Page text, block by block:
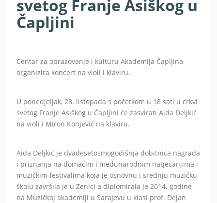
svetog Franje Asiškog u
Čapljini
Centar za obrazovanje i kulturu Akademija Čapljina
organizira koncert na violi i klaviru.
U ponedjeljak, 28. listopada s početkom u 18 sati u crkvi
svetog Franje Asiškog u Čapljini će zasvirati Aida Deljkić
na violi i Miron Konjević na klaviru.
Aida Deljkić je dvadesetosmogodišnja dobitnica nagrada
i priznanja na domaćim i međunarodnim natjecanjima i
muzičkim festivalima koja je osnovnu i srednju muzičku
školu završila je u Zenici a diplomirala je 2014. godine
na Muzičkoj akademiji u Sarajevu u klasi prof. Dejan